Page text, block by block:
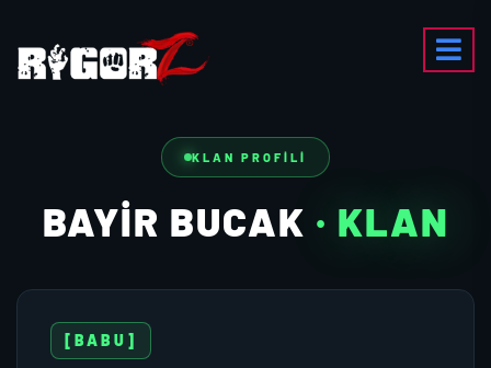
KLAN PROFILI
BAYIR BUCAK · KLAN
[BABU]